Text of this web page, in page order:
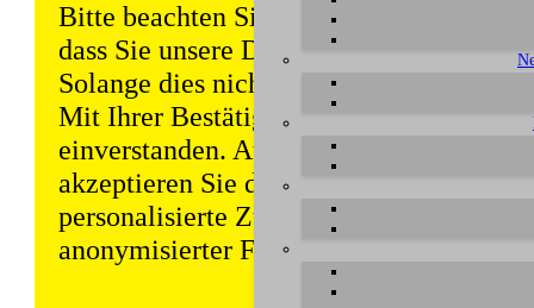
Bitte beachten Sie, dass einige
dass Sie unsere Datenschutzerklärung
Solange dies nicht erfolgt, wird dieser
Mit Ihrer Bestätigung sind Sie auch mit
einverstanden. Auch unabhängig von
akzeptieren Sie durch die weitere
personalisierte Zugriffsdaten gemäß
anonymisierter Form gespeichert und